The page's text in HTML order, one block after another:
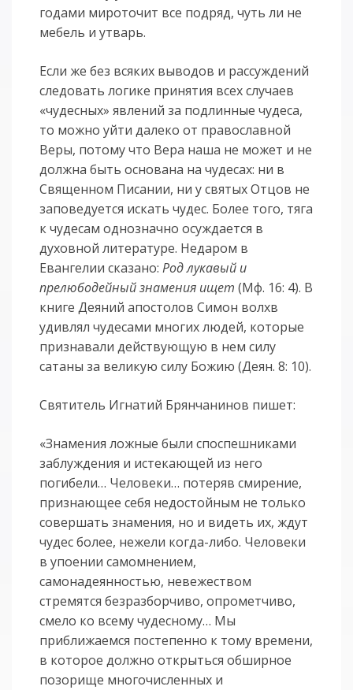
годами мироточит все подряд, чуть ли не
мебель и утварь.
Если же без всяких выводов и рассуждений
следовать логике принятия всех случаев
«чудесных» явлений за подлинные чудеса,
то можно уйти далеко от православной
Веры, потому что Вера наша не может и не
должна быть основана на чудесах: ни в
Священном Писании, ни у святых Отцов не
заповедуется искать чудес. Более того, тяга
к чудесам однозначно осуждается в
духовной литературе. Недаром в
Евангелии сказано:Род лукавый и
прелюбодейный знамения ищет (Мф. 16: 4). В
книге Деяний апостолов Симон волхв
удивлял чудесами многих людей, которые
признавали действующую в нем силу
сатаны за великую силу Божию (Деян. 8: 10).
Святитель Игнатий Брянчанинов пишет:
«Знамения ложные были споспешниками
заблуждения и истекающей из него
погибели… Человеки… потеряв смирение,
признающее себя недостойным не только
совершать знамения, но и видеть их, ждут
чудес более, нежели когда-либо. Человеки
в упоении самомнением,
самонадеянностью, невежеством
стремятся безразборчиво, опрометчиво,
смело ко всему чудесному… Мы
приближаемся постепенно к тому времени,
в которое должно открыться обширное
позорище многочисленных и